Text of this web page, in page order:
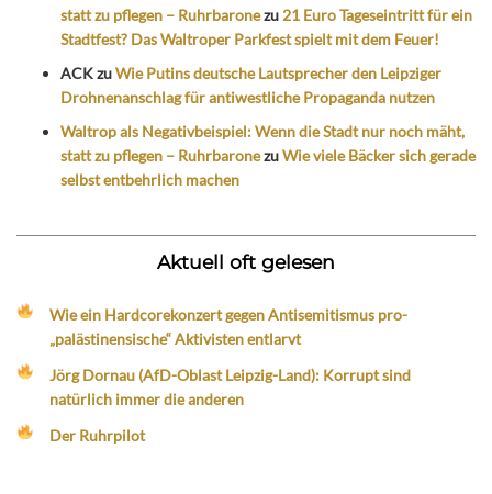
statt zu pflegen – Ruhrbaronezu 21 Euro Tageseintritt für ein
Stadtfest? Das Waltroper Parkfest spielt mit dem Feuer!
ACKzuWie Putins deutsche Lautsprecher den Leipziger
Drohnenanschlag für antiwestliche Propaganda nutzen
Waltrop als Negativbeispiel: Wenn die Stadt nur noch mäht,
statt zu pflegen – RuhrbaronezuWie viele Bäcker sich gerade
selbst entbehrlich machen
Aktuell oft gelesen
Wie ein Hardcorekonzert gegen Antisemitismus pro-
„palästinensische“ Aktivisten entlarvt
Jörg Dornau (AfD-Oblast Leipzig-Land): Korrupt sind
natürlich immer die anderen
Der Ruhrpilot